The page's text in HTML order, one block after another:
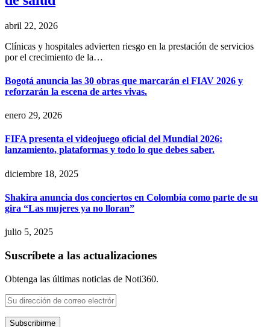
abril 22, 2026
Clínicas y hospitales advierten riesgo en la prestación de servicios
por el crecimiento de la…
Bogotá anuncia las 30 obras que marcarán el FIAV 2026 y
reforzarán la escena de artes vivas.
enero 29, 2026
FIFA presenta el videojuego oficial del Mundial 2026:
lanzamiento, plataformas y todo lo que debes saber.
diciembre 18, 2025
Shakira anuncia dos conciertos en Colombia como parte de su
gira “Las mujeres ya no lloran”
julio 5, 2025
Suscríbete a las actualizaciones
Obtenga las últimas noticias de Noti360.